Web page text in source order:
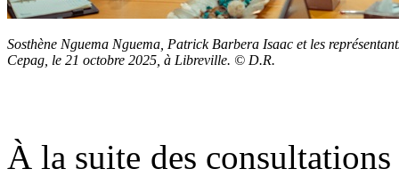
Sosthène Nguema Nguema, Patrick Barbera Isaac et les
Cepag, le 21 octobre 2025, à Libreville. © D.R.
À la suite des